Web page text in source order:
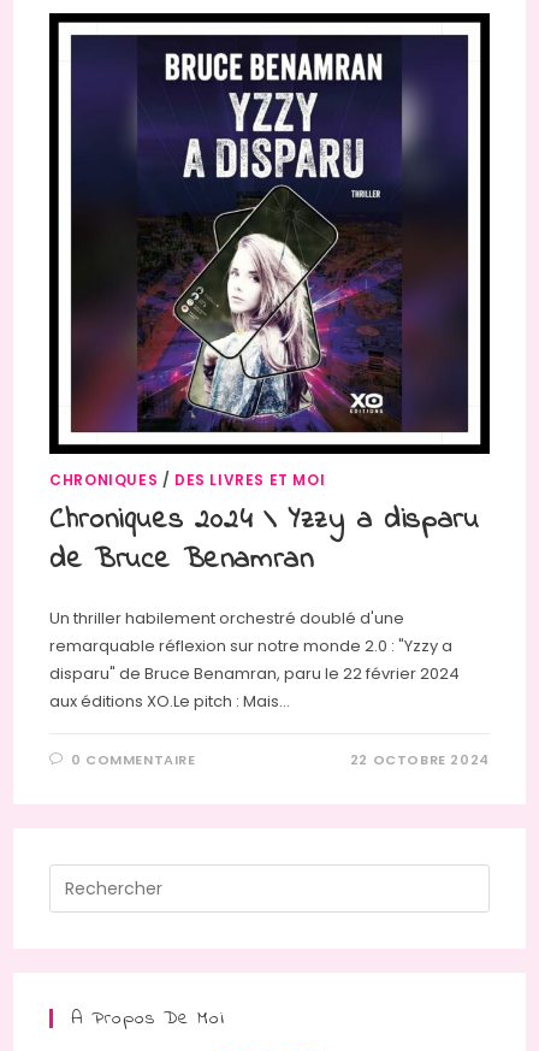
CHRONIQUES / DES LIVRES ET MOI
Chroniques 2024 \ Yzzy a disparu
de Bruce Benamran
Un thriller habilement orchestré doublé d'une
remarquable réflexion sur notre monde 2.0 : "Yzzy a
disparu" de Bruce Benamran, paru le 22 février 2024
aux éditions XO.Le pitch : Mais…
0 COMMENTAIRE 22 OCTOBRE 2024
A Propos De Moi